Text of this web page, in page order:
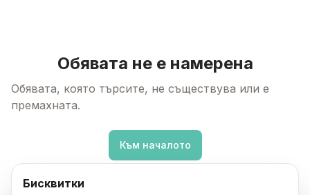
Обявата не е намерена
Обявата, която търсите, не съществува или е
премахната.
Към началото
Бисквитки